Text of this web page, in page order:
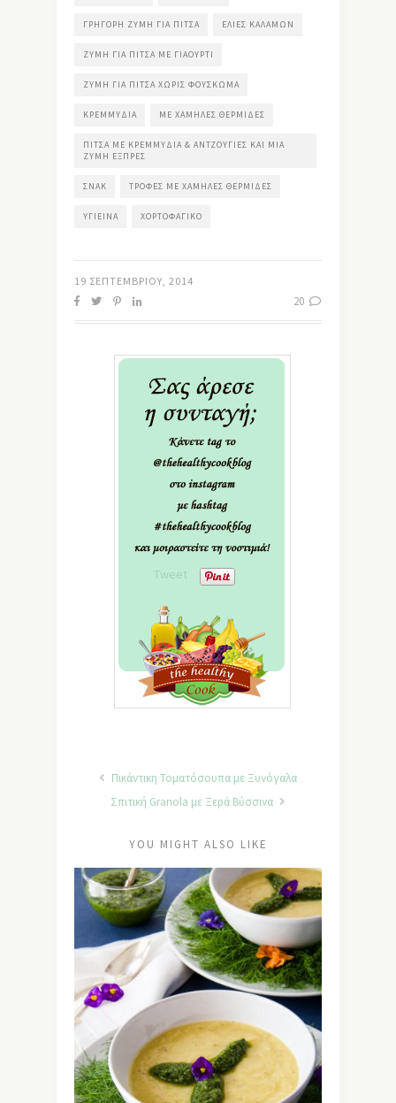
ΓΡΉΓΟΡΗ ΖΎΜΗ ΓΙΑ ΠΊΤΣΑ ΕΛΙΈΣ ΚΑΛΑΜΏΝ
ΖΎΜΗ ΓΙΑ ΠΊΤΣΑ ΜΕ ΓΙΑΟΎΡΤΙ
ΖΎΜΗ ΓΙΑ ΠΊΤΣΑ ΧΩΡΊΣ ΦΟΎΣΚΩΜΑ
ΚΡΕΜΜΎΔΙΑ ΜΕ ΧΑΜΗΛΈΣ ΘΕΡΜΊΔΕΣ
ΠΊΤΣΑ ΜΕ ΚΡΕΜΜΎΔΙΑ & ΑΝΤΖΟΎΓΙΕΣ ΚΑΙ ΜΙΑ
ΖΎΜΗ ΕΞΠΡΈΣ
ΣΝΑΚ ΤΡΟΦΈΣ ΜΕ ΧΑΜΗΛΈΣ ΘΕΡΜΊΔΕΣ
ΥΓΙΕΙΝΆ ΧΟΡΤΟΦΑΓΙΚΌ
19 ΣΕΠΤΕΜΒΡΊΟΥ, 2014
20
Tweet
Πικάντικη Τοματόσουπα με Ξυνόγαλα
Σπιτική Granola με Ξερά Βύσσινα
YOU MIGHT ALSO LIKE